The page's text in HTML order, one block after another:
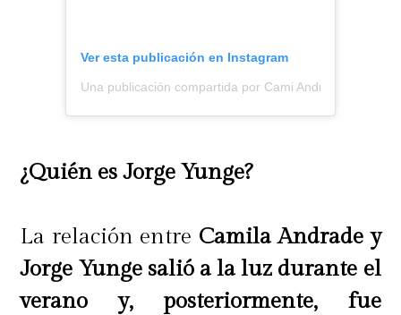
Ver esta publicación en Instagram
Una publicación compartida por Cami Andrade
¿Quién es Jorge Yunge?
La relación entre Camila Andrade y
Jorge Yunge salió a la luz durante el
verano y, posteriormente, fue